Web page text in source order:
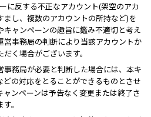
に反する不正なアカウント(架空のアカ
まし、複数のアカウントの所持など)を
ャンペーンの趣旨に鑑み不適切と考え
営事務局の判断により当該アカウントか
く場合がございます。
事務局が必要と判断した場合には、本キ
どの対応をとることができるものとさせ
ンペーンは予告なく変更または終了さ
。